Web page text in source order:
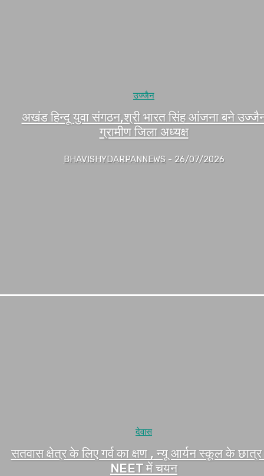
उज्जैन
अखंड हिन्दू युवा संगठन,श्री भारत सिंह आंजना बने
ग्रामीण जिला अध्यक्ष
BHAVISHYDARPANNEWS - 26/07/2026
देवास
सतवास क्षेत्र के लिए गर्व का क्षण , न्यू आर्यन स्कूल के
NEET में चयन